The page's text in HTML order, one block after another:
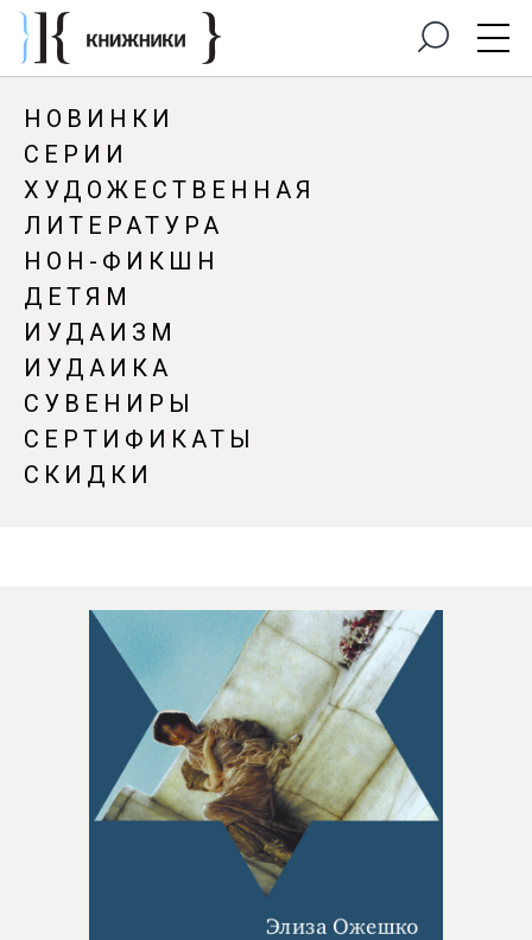
НОВИНКИ
СЕРИИ
ХУДОЖЕСТВЕННАЯ
ЛИТЕРАТУРА
НОН-ФИКШН
ДЕТЯМ
ИУДАИЗМ
ИУДАИКА
СУВЕНИРЫ
СЕРТИФИКАТЫ
СКИДКИ